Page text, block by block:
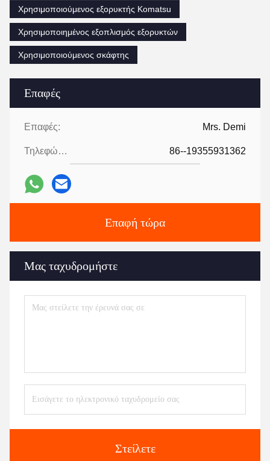
Επαφές
Επαφές: Mrs. Demi
Τηλεφώνημα: 86--19355931362
Επαφή τώρα
Μας ταχυδρομήστε
Στείλετε
Χρησιμοποιούμενος εξορυκτής Komatsu
Χρησιμοποιημένος εξοπλισμός εξορυκτών
Χρησιμοποιούμενος σκάφτης